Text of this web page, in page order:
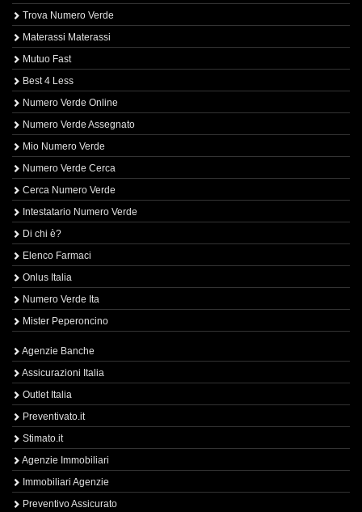
Trova Numero Verde
Materassi Materassi
Mutuo Fast
Best 4 Less
Numero Verde Online
Numero Verde Assegnato
Mio Numero Verde
Numero Verde Cerca
Cerca Numero Verde
Intestatario Numero Verde
Di chi è?
Elenco Farmaci
Onlus Italia
Numero Verde Ita
Mister Peperoncino
Agenzie Banche
Assicurazioni Italia
Outlet Italia
Preventivato.it
Stimato.it
Agenzie Immobiliari
Immobiliari Agenzie
Preventivo Assicurato